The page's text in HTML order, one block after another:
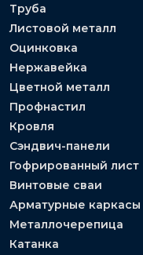
Труба
Листовой металл
Оцинковка
Нержавейка
Цветной металл
Профнастил
Кровля
Сэндвич-панели
Гофрированный лист
Винтовые сваи
Арматурные каркасы
Металлочерепица
Катанка